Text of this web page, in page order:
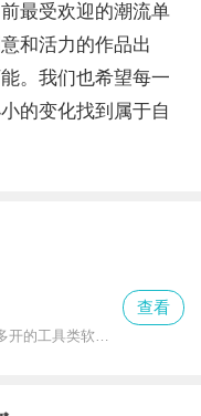
最受欢迎的潮流单
和活力的作品出
。我们也希望每一
的变化找到属于自
“火箭沙盒”是一款专门做应用多开的工具类软件，不管是微信、qq这类社交软件，还是抖音、淘宝这类娱乐购物app，都能轻松实现双开甚至多开。对于需要工作生活账号分开的人来说，它就是刚需工具。
查看